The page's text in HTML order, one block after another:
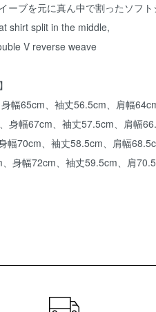
ーブを元に真ん中で割ったソフト
shirt split in the middle,
V reverse weave
幅65cm、袖丈56.5cm、肩幅
身幅67cm、袖丈57.5cm、肩幅
幅70cm、袖丈58.5cm、肩幅
身幅72cm、袖丈59.5cm、肩